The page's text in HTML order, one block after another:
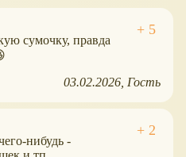
сумочку, правда
03.02.2026 Гость
нибудь -